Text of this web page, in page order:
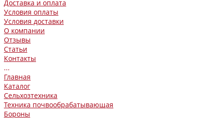
Доставка и оплата
Условия оплаты
Условия доставки
О компании
Отзывы
Статьи
Контакты
...
Главная
Каталог
Сельхозтехника
Техника почвообрабатывающая
Бороны